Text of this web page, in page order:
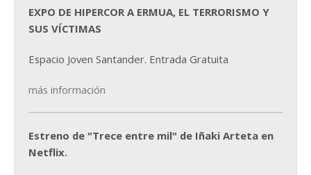
EXPO DE HIPERCOR A ERMUA, EL TERRORISMO Y
SUS VÍCTIMAS
Espacio Joven Santander. Entrada Gratuita
más información
Estreno de "Trece entre mil" de Iñaki Arteta en
Netflix.